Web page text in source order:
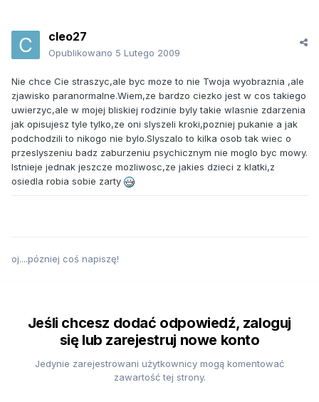
cleo27
Opublikowano 5 Lutego 2009
Nie chce Cie straszyc,ale byc moze to nie Twoja wyobraznia ,ale
zjawisko paranormalne.Wiem,ze bardzo ciezko jest w cos takiego
uwierzyc,ale w mojej bliskiej rodzinie byly takie wlasnie zdarzenia
jak opisujesz tyle tylko,ze oni slyszeli kroki,pozniej pukanie a jak
podchodzili to nikogo nie bylo.Slyszalo to kilka osob tak wiec o
przeslyszeniu badz zaburzeniu psychicznym nie moglo byc mowy.
Istnieje jednak jeszcze mozliwosc,ze jakies dzieci z klatki,z
osiedla robia sobie zarty
oj....pózniej coś napiszę!
Jeśli chcesz dodać odpowiedź, zaloguj
się lub zarejestruj nowe konto
Jedynie zarejestrowani użytkownicy mogą komentować
zawartość tej strony.